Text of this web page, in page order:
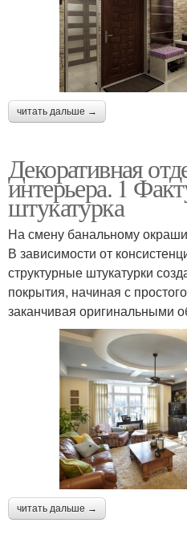
читать дальше →
Декоративная
интерьера. 1
штукатурка
На смену банальному
В зависимости от
структурные штукатурки
покрытия, начиная с
заканчивая оригинальными
читать дальше →